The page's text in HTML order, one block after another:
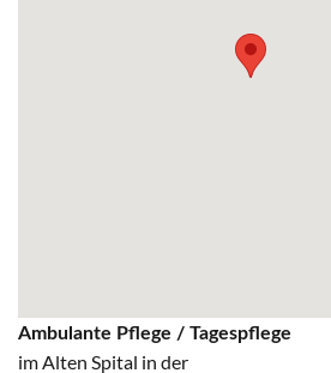
Ambulante Pflege / Tagespflege
im Alten Spital in der